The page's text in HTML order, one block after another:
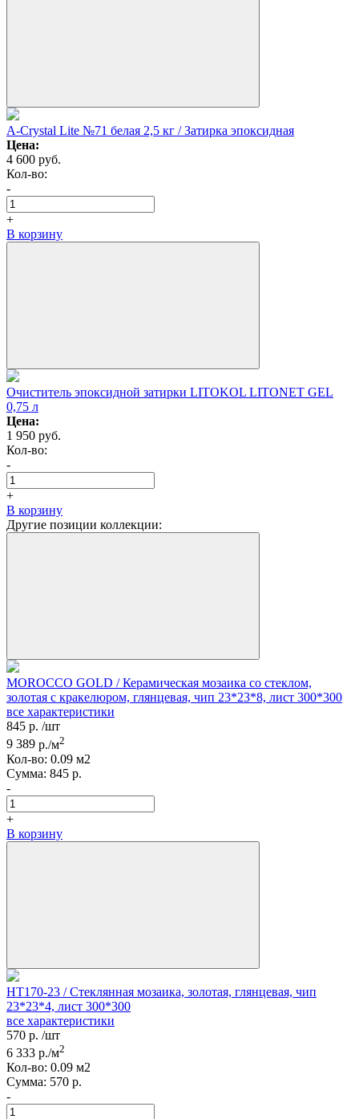
A-Crystal Lite №71 белая 2,5 кг / Затирка эпоксидная
Цена:
4 600 руб.
Кол-вo:
-
+
В корзину
Очиститель эпоксидной затирки LITOKOL LITONET GEL
0,75 л
Цена:
1 950 руб.
Кол-вo:
-
+
В корзину
Другие позиции коллекции:
MOROCCO GOLD / Керамическая мозаика со стеклом,
золотая с кракелюром, глянцевая, чип 23*23*8, лист 300*300
все характеристики
845 р. /шт
9 389 р./м2
Кол-вo: 0.09 м2
Сумма: 845 р.
-
+
В корзину
HT170-23 / Стеклянная мозаика, золотая, глянцевая, чип
23*23*4, лист 300*300
все характеристики
570 р. /шт
6 333 р./м2
Кол-вo: 0.09 м2
Сумма: 570 р.
-